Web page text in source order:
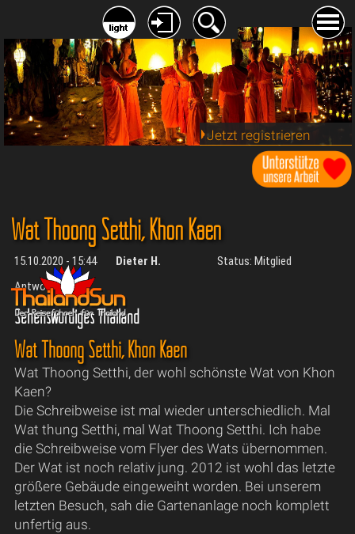
Jetzt registrieren
Wat Thoong Setthi, Khon Kaen
15.10.2020 - 15:44 Dieter H.
Status: Mitglied
Antworten:
2
Sehenswürdiges Thailand
Wat Thoong Setthi, Khon Kaen
Wat Thoong Setthi, der wohl schönste Wat von Khon
Kaen?
Die Schreibweise ist mal wieder unterschiedlich. Mal
Wat thung Setthi, mal Wat Thoong Setthi. Ich habe
die Schreibweise vom Flyer des Wats übernommen.
Der Wat ist noch relativ jung. 2012 ist wohl das letzte
größere Gebäude eingeweiht worden. Bei unserem
letzten Besuch, sah die Gartenanlage noch komplett
unfertig aus.